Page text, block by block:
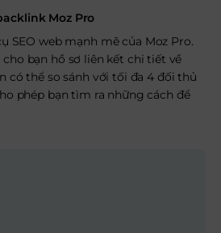
Moz Pro
SEO web mạnh mẽ của Moz Pro.
bạn hồ sơ liên kết chi tiết về
có thể so sánh với tối đa 4 đối thủ
phép bạn tìm ra những cách để